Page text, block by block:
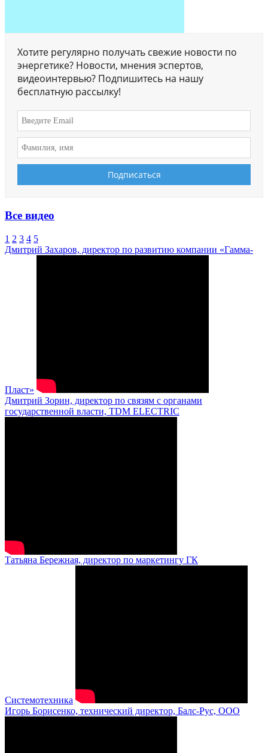
Хотите регулярно получать свежие новости по
энергетике? Новости, мнения эспертов,
видеоинтервью? Подпишитесь на нашу
бесплатную рассылку!
Все видео
1 2 3 4 5
Дмитрий Захаров, директор по развитию компании «Гамма-
Пласт»
Дмитрий Зорин, директор по связям с органами
государственной власти, TDM ELECTRIC
Татьяна Бережная, директор по маркетингу ГК
Системотехника
Игорь Борисенко, технический директор, Балс-Рус, ООО